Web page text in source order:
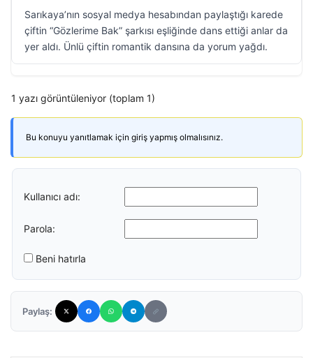
Sarıkaya’nın sosyal medya hesabından paylaştığı karede
çiftin “Gözlerime Bak” şarkısı eşliğinde dans ettiği anlar da
yer aldı. Ünlü çiftin romantik dansına da yorum yağdı.
1 yazı görüntüleniyor (toplam 1)
Bu konuyu yanıtlamak için giriş yapmış olmalısınız.
Kullanıcı adı:
Parola:
Beni hatırla
Paylaş: